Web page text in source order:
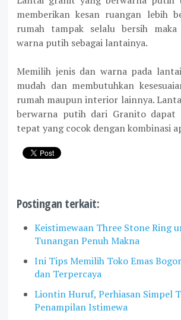
memberikan kesan ruangan lebih
rumah tampak selalu bersih
warna putih sebagai lantainya.
Memilih jenis dan warna pada
mudah dan membutuhkan
rumah maupun interior lainnya.
berwarna putih dari Granito dapat
tepat yang cocok dengan kombinasi
Postingan terkait:
Keistimewaan Three Stone Ring
Tunangan Penuh Makna
Ini Tips Memilih Toko Emas
dan Terpercaya
Liontin Huruf, Perhiasan Simpel
Penampilan Istimewa